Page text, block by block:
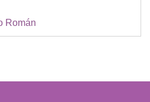
Román